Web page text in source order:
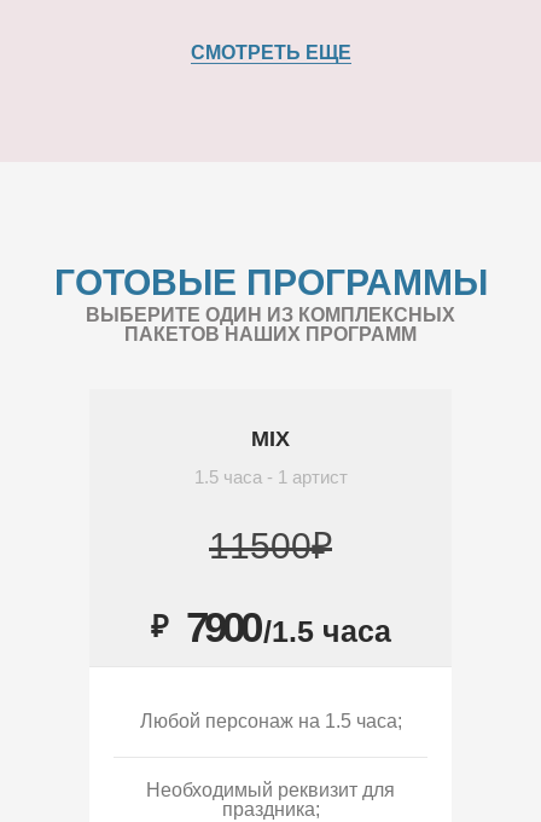
СМОТРЕТЬ ЕЩЕ
ГОТОВЫЕ ПРОГРАММЫ
ВЫБЕРИТЕ ОДИН ИЗ КОМПЛЕКСНЫХ
ПАКЕТОВ НАШИХ ПРОГРАММ
MIX
1.5 часа - 1 артист
11500₽
₽ 7900/1.5 часа
Любой персонаж на 1.5 часа;
Необходимый реквизит для
праздника;